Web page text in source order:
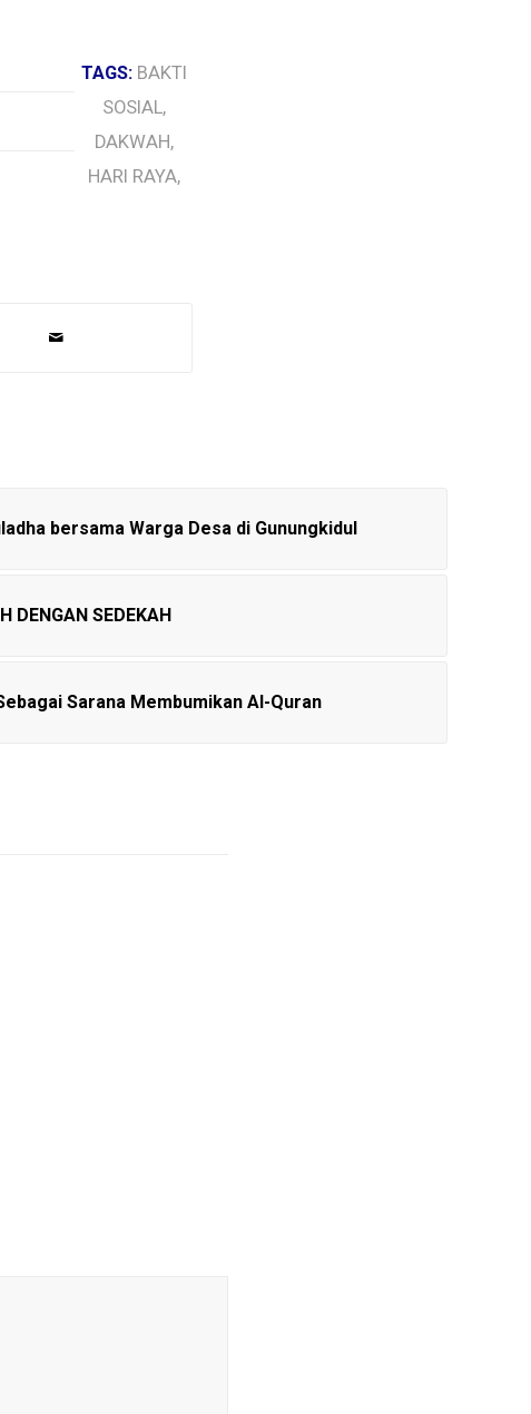
TAGS: BAKTI
SOSIAL,
DAKWAH,
HARI RAYA,
bersama Warga Desa di Gunungkidul
DENGAN SEDEKAH
Sarana Membumikan Al-Quran